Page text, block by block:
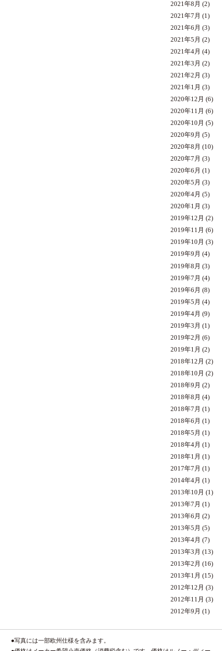
2021年8月 (2)
2021年7月 (1)
2021年6月 (3)
2021年5月 (2)
2021年4月 (4)
2021年3月 (2)
2021年2月 (3)
2021年1月 (3)
2020年12月 (6)
2020年11月 (6)
2020年10月 (5)
2020年9月 (5)
2020年8月 (10)
2020年7月 (3)
2020年6月 (1)
2020年5月 (3)
2020年4月 (5)
2020年1月 (3)
2019年12月 (2)
2019年11月 (6)
2019年10月 (3)
2019年9月 (4)
2019年8月 (3)
2019年7月 (4)
2019年6月 (8)
2019年5月 (4)
2019年4月 (9)
2019年3月 (1)
2019年2月 (6)
2019年1月 (2)
2018年12月 (2)
2018年10月 (2)
2018年9月 (2)
2018年8月 (4)
2018年7月 (1)
2018年6月 (1)
2018年5月 (1)
2018年4月 (1)
2018年1月 (1)
2017年7月 (1)
2014年4月 (1)
2013年10月 (1)
2013年7月 (1)
2013年6月 (2)
2013年5月 (5)
2013年4月 (7)
2013年3月 (13)
2013年2月 (16)
2013年1月 (15)
2012年12月 (3)
2012年11月 (3)
2012年9月 (1)
●写真には一部欧州仕様を含みます。